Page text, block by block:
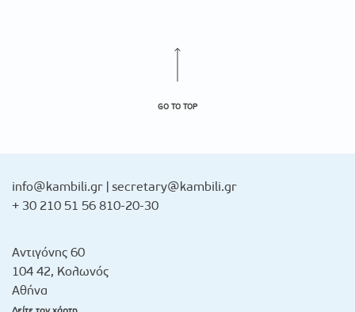
GO TO TOP
info@kambili.gr secretary@kambili.gr
+ 30 210 51 56 810-20-30
Αντιγόνης 60
104 42, Κολωνός
Αθήνα